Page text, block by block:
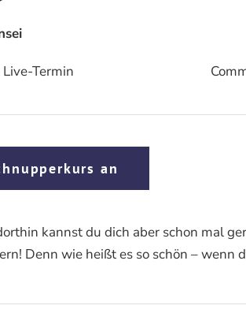
Termin
an
kannst du dich aber schon mal
Denn wie heißt es so schön – wenn